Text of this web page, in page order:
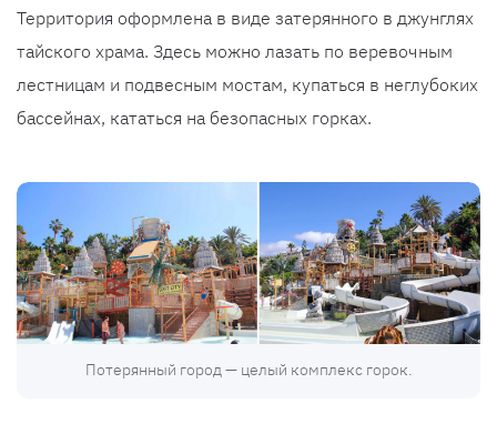
Территория оформлена в виде затерянного в джунглях
тайского храма. Здесь можно лазать по веревочным
лестницам и подвесным мостам, купаться в неглубоких
бассейнах, кататься на безопасных горках.
Потерянный город — целый комплекс горок.